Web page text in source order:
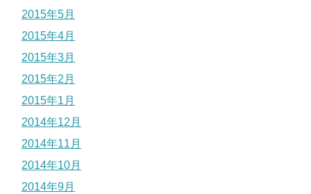
2015年5月
2015年4月
2015年3月
2015年2月
2015年1月
2014年12月
2014年11月
2014年10月
2014年9月